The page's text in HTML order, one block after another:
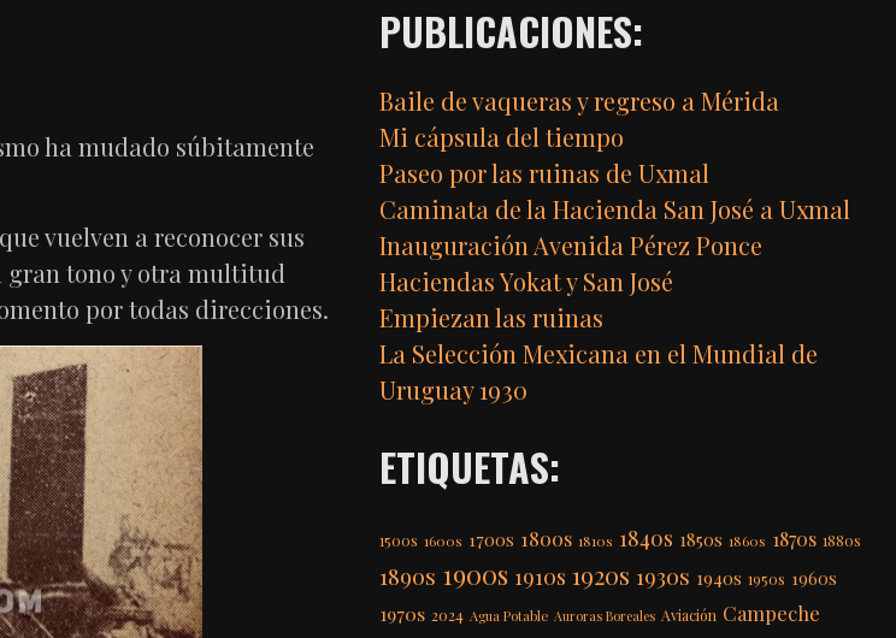
ha mudado súbitamente
vuelven a reconocer sus
tono y otra multitud
por todas direcciones.
PUBLICACIONES:
Baile de vaqueras y regreso a Mérida
Mi cápsula del tiempo
Paseo por las ruinas de Uxmal
Caminata de la Hacienda San José a Uxmal
Inauguración Avenida Pérez Ponce
Haciendas Yokat y San José
Empiezan las ruinas
La Selección Mexicana en el Mundial de
Uruguay 1930
ETIQUETAS:
1500s 1600s 1700s 1800s 1810s 1840s 1850s 1860s 1870s 1880s
1890s 1900s 1910s 1920s 1930s 1940s 1950s 1960s
1970s 2024 Agua Potable Auroras Boreales Aviación Campeche